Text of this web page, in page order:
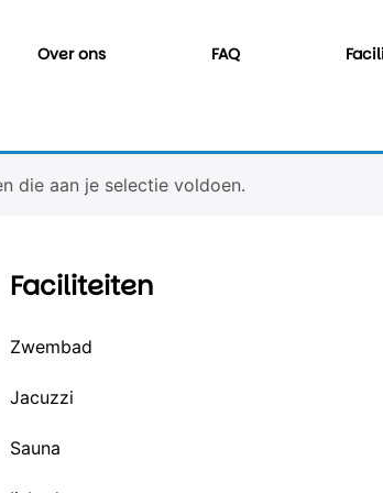
Over ons FAQ
die aan je selectie voldoen.
Faciliteiten
Zwembad
Jacuzzi
Sauna